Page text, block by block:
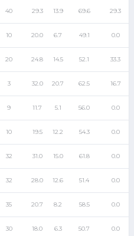
40 29.3 13.9 69.6 29.3
10 20.0 6.7 49.1 0.0
20 24.8 14.5 52.1 33.3
3 32.0 20.7 62.5 16.7
9 11.7 5.1 56.0 0.0
10 19.5 12.2 54.3 0.0
32 31.0 15.0 61.8 0.0
32 28.0 12.6 51.4 0.0
35 20.7 8.2 58.5 0.0
30 18.0 6.3 50.7 0.0